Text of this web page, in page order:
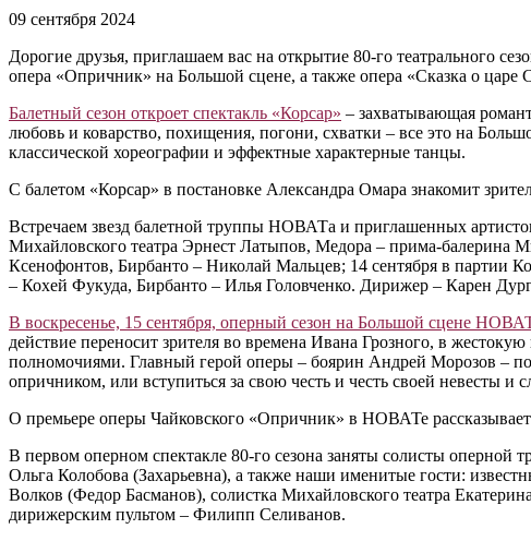
09 сентября 2024
Дорогие друзья, приглашаем вас на открытие 80-го театрального
опера «Опричник» на Большой сцене, а также опера «Сказка о царе
Балетный сезон откроет спектакль «Корсар» ‒ захватывающая
любовь и коварство, похищения, погони, схватки ‒ все это на
классической хореографии и эффектные характерные танцы.
С балетом «Корсар» в постановке Александра Омара знакомит
Встречаем звезд балетной труппы НОВАТа и приглашенных
Михайловского театра Эрнест Латыпов, Медора ‒ прима-балерина
Ксенофонтов, Бирбанто ‒ Николай Мальцев; 14 сентября в партии
‒ Кохей Фукуда, Бирбанто ‒ Илья Головченко. Дирижер ‒ Карен
В воскресенье, 15 сентября, оперный сезон на Большой сцене
действие переносит зрителя во времена Ивана Грозного, в
полномочиями. Главный герой оперы ‒ боярин Андрей Морозов ‒
опричником, или вступиться за свою честь и честь своей невесты и
О премьере оперы Чайковского «Опричник» в НОВАТе рассказывает
В первом оперном спектакле 80-го сезона заняты солисты
Ольга Колобова (Захарьевна), а также наши именитые гости:
Волков (Федор Басманов), солистка Михайловского театра
дирижерским пультом ‒ Филипп Селиванов.